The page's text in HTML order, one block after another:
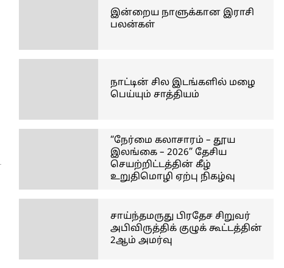
இன்றைய நாளுக்கான இராசி
பலன்கள்
நாட்டின் சில இடங்களில் மழை
பெய்யும் சாத்தியம்
“நேர்மை கலாசாரம் – தூய
இலங்கை – 2026” தேசிய
செயற்றிட்டத்தின் கீழ்
உறுதிமொழி ஏற்பு நிகழ்வு
சாய்ந்தமருது பிரதேச சிறுவர்
அபிவிருத்திக் குழுக் கூட்டத்தின்
2ஆம் அமர்வு